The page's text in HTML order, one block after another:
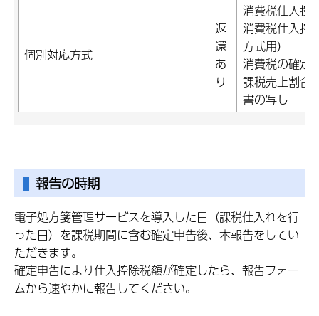
個別対応方式
返
還
あ
り
消費税仕入控
消費税仕入控
方式用）
消費税の確定
課税売上割合
書の写し
報告の時期
電子処方箋管理サービスを導入した日（課税仕入れを行
った日）を課税期間に含む確定申告後、本報告をしてい
ただきます。
確定申告により仕入控除税額が確定したら、報告フォー
ムから速やかに報告してください。